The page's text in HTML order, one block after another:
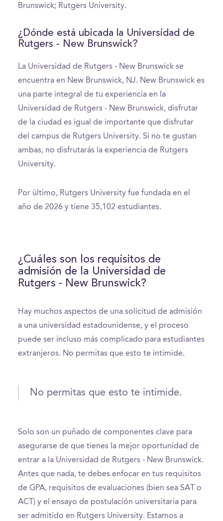
Brunswick; Rutgers University.
¿Dónde está ubicada la Universidad de
Rutgers - New Brunswick?
La Universidad de Rutgers - New Brunswick se
encuentra en New Brunswick, NJ. New Brunswick es
una parte integral de tu experiencia en la
Universidad de Rutgers - New Brunswick, disfrutar
de la ciudad es igual de importante que disfrutar
del campus de Rutgers University. Si no te gustan
ambas, no disfrutarás la experiencia de Rutgers
University.
Por último, Rutgers University fue fundada en el
año de 2026 y tiene 35,102 estudiantes.
¿Cuáles son los requisitos de
admisión de la Universidad de
Rutgers - New Brunswick?
Hay muchos aspectos de una solicitud de admisión
a una universidad estadounidense, y el proceso
puede ser incluso más complicado para estudiantes
extranjeros. No permitas que esto te intimide.
No permitas que esto te intimide.
Solo son un puñado de componentes clave para
asegurarse de que tienes la mejor oportunidad de
entrar a la Universidad de Rutgers - New Brunswick.
Antes que nada, te debes enfocar en tus requisitos
de GPA, requisitos de evaluaciones (bien sea SAT o
ACT) y el ensayo de postulación universitaria para
ser admitido en Rutgers University. Estamos a